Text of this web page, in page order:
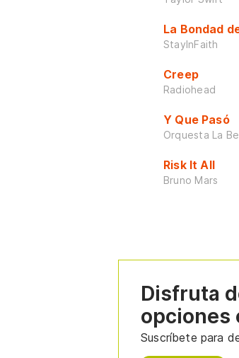
La Bondad
StayInFaith
Creep
Radiohead
Y Que Pasó
Orquesta La
Risk It All
Bruno Mars
Disfruta
opciones
Suscríbete para